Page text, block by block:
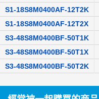
S1-18S8M0400AF-12T2K
S1-18S8M0400AF-12T2X
S3-48S8M0400BF-50T1K
S3-48S8M0400BF-50T1X
S3-48S8M0400BF-50T2K